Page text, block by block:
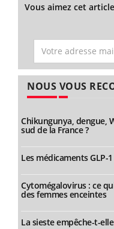
Vous aimez cet
NOUS VOUS
Chikungunya, dengue,
sud de la France ?
Les médicaments GLP-
Cytomégalovirus : ce
des femmes enceintes
La sieste empêche-t-